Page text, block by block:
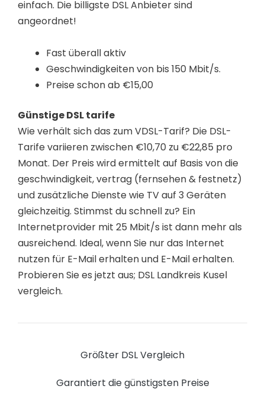
einfach. Die billigste DSL Anbieter sind
angeordnet!
Fast überall aktiv
Geschwindigkeiten von bis 150 Mbit/s.
Preise schon ab €15,00
Günstige DSL tarife
Wie verhält sich das zum VDSL-Tarif? Die DSL-
Tarife variieren zwischen €10,70 zu €22,85 pro
Monat. Der Preis wird ermittelt auf Basis von die
geschwindigkeit, vertrag (fernsehen & festnetz)
und zusätzliche Dienste wie TV auf 3 Geräten
gleichzeitig. Stimmst du schnell zu? Ein
Internetprovider mit 25 Mbit/s ist dann mehr als
ausreichend. Ideal, wenn Sie nur das Internet
nutzen für E-Mail erhalten und E-Mail erhalten.
Probieren Sie es jetzt aus; DSL Landkreis Kusel
vergleich.
Größter DSL Vergleich
Garantiert die günstigsten Preise